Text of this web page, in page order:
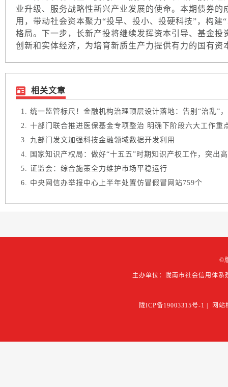
业升级、服务战略性新兴产业发展的使命。本期债券
用，带动社会资本聚力“投早、投小、投硬科技”，构
格局。下一步，长新产投将继续发挥资本引导、基金
创新和实体经济，为培育新质生产力提供有力的国有资
相关文章
统一监管标尺！金融机构治理顶层设计落地：告别“治乱”
十部门联合推进医保基金专项整治 明确下阶段六大工作重
九部门发文加强科技金融领域数据开发利用
国家知识产权局：做好“十五五”时期知识产权工作，突出
证监会：综合施策全力维护市场平稳运行
中央网信办举报中心上半年处置仿冒假冒网站759个
©
主办单位：陇南市社会信用体系
陇ICP备19003315号-1 网站